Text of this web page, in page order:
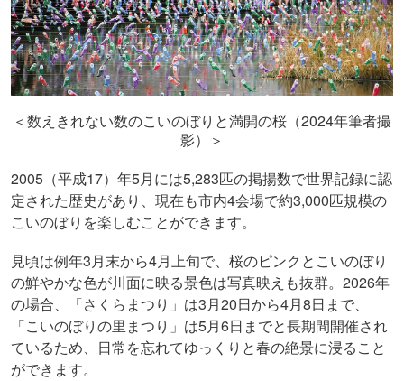
＜数えきれない数のこいのぼりと満開の桜（2024年筆者撮
影）＞
2005（平成17）年5月には5,283匹の掲揚数で世界記録に認
定された歴史があり、現在も市内4会場で約3,000匹規模の
こいのぼりを楽しむことができます。
見頃は例年3月末から4月上旬で、桜のピンクとこいのぼり
の鮮やかな色が川面に映る景色は写真映えも抜群。 2026年
の場合、「さくらまつり」は3月20日から4月8日まで、
「こいのぼりの里まつり」は5月6日までと長期間開催され
ているため、日常を忘れてゆっくりと春の絶景に浸ること
ができます。